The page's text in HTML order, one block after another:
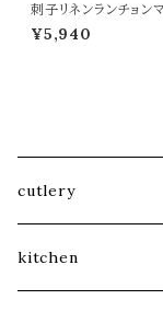
刺子リネンランチョン
wn -
¥5,940
cutlery
kitchen